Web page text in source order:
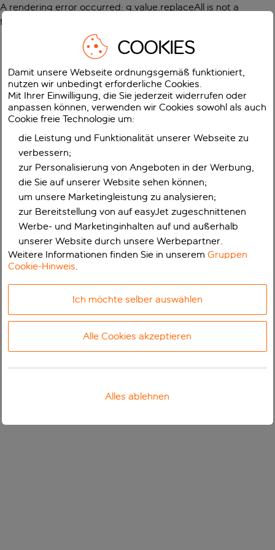
A rendering error occurred: g.value.replaceAll is not a
function
COOKIES
Damit unsere Webseite ordnungsgemäß funktioniert,
nutzen wir unbedingt erforderliche Cookies.
Mit Ihrer Einwilligung, die Sie jederzeit widerrufen oder
anpassen können, verwenden wir Cookies sowohl als auch
Cookie freie Technologie um:
die Leistung und Funktionalität unserer Webseite zu
verbessern;
zur Personalisierung von Angeboten in der Werbung,
die Sie auf unserer Website sehen können;
um unsere Marketingleistung zu analysieren;
zur Bereitstellung von auf easyJet zugeschnittenen
Werbe- und Marketinginhalten auf und außerhalb
unserer Website durch unsere Werbepartner.
Weitere Informationen finden Sie in unseremGruppen
Cookie-Hinweis.
Ich möchte selber auswählen
Alle Cookies akzeptieren
Alles ablehnen